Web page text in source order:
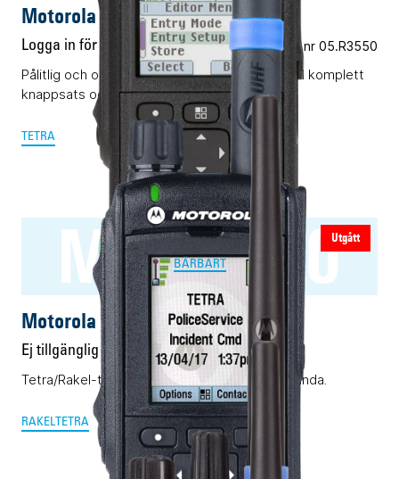
Motorola MTP3550 TETRA
Logga in för pris Vårt art.nr 05.R3550
Pålitlig och okomplicerad TETRA-terminal med komplett
knappsats och display.
TETRA
Utgått
MTP6650
BÄRBART
Motorola MTP6650
Ej tillgänglig
Tetra/Rakel-terminal med förfinad radioprestanda.
RAKELTETRA